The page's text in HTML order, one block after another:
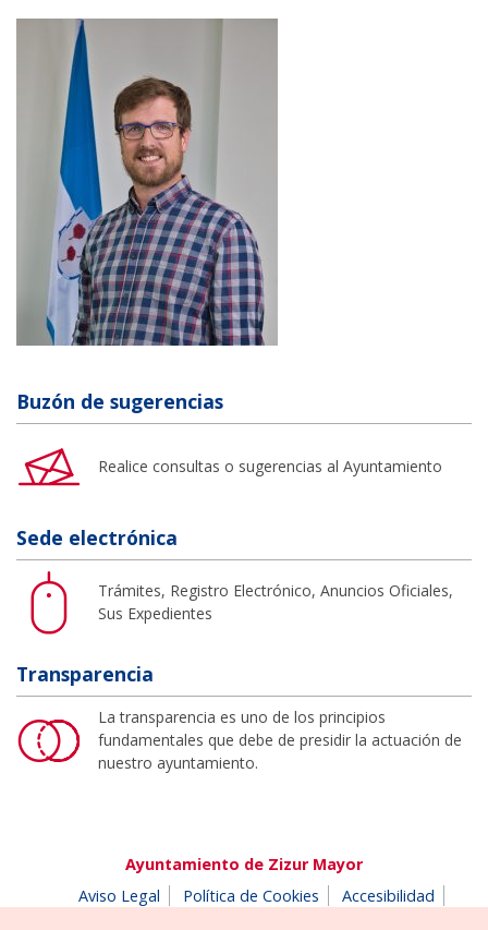
Buzón de sugerencias
Realice consultas o sugerencias al Ayuntamiento
Sede electrónica
Trámites, Registro Electrónico, Anuncios Oficiales,
Sus Expedientes
Transparencia
La transparencia es uno de los principios
fundamentales que debe de presidir la actuación de
nuestro ayuntamiento.
Ayuntamiento de Zizur Mayor
Aviso Legal
Política de Cookies
Accesibilidad